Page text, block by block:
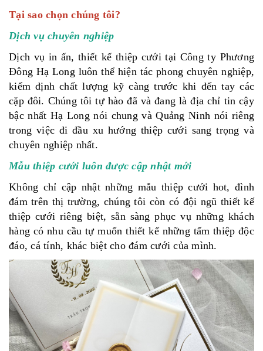
Tại sao chọn chúng tôi?
Dịch vụ chuyên nghiệp
Dịch vụ in ấn, thiết kế thiệp cưới tại Công ty Phương
Đông Hạ Long luôn thể hiện tác phong chuyên nghiệp,
kiểm định chất lượng kỹ càng trước khi đến tay các
cặp đôi. Chúng tôi tự hào đã và đang là địa chỉ tin cậy
bậc nhất Hạ Long nói chung và Quảng Ninh nói riêng
trong việc đi đầu xu hướng thiệp cưới sang trọng và
chuyên nghiệp nhất.
Mẫu thiệp cưới luôn được cập nhật mới
Không chỉ cập nhật những mẫu thiệp cưới hot, đình
đám trên thị trường, chúng tôi còn có đội ngũ thiết kế
thiệp cưới riêng biệt, sẵn sàng phục vụ những khách
hàng có nhu cầu tự muốn thiết kế những tấm thiệp độc
đáo, cá tính, khác biệt cho đám cưới của mình.